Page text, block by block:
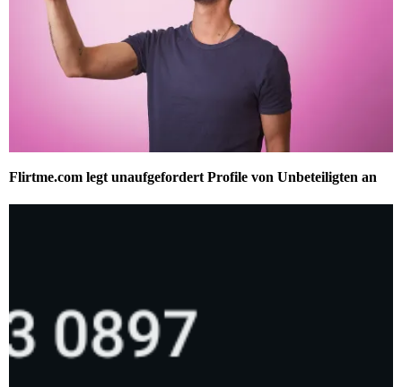
Flirtme.com legt unaufgefordert Profile von Unbeteiligten an